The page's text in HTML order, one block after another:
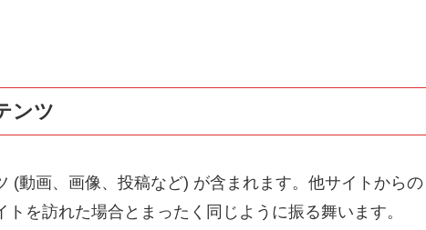
ンツ
(動画、画像、投稿など) が含まれます。他サイトからの
を訪れた場合とまったく同じように振る舞います。